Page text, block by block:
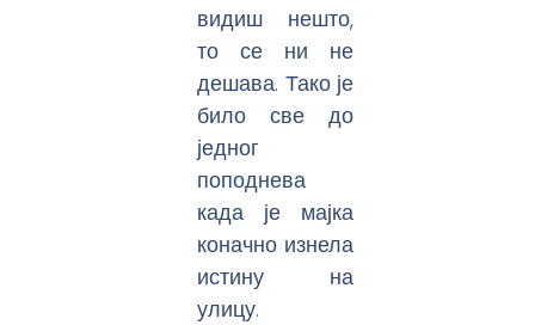
видиш нешто,
то се ни не
дешава. Тако је
било све до
једног
поподнева
када је мајка
коначно изнела
истину на
улицу.